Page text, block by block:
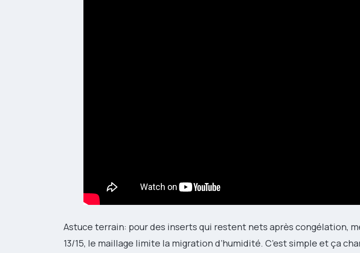
Astuce terrain: pour des inserts qui restent nets après congélation,
13/15, le maillage limite la migration d’humidité. C’est simple et ça